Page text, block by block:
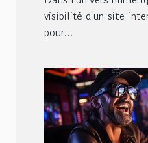
à Angers
visibilité d'un site
pour...